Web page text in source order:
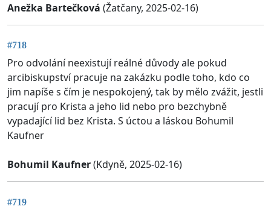
Anežka Bartečková (Žatčany, 2025-02-16)
#718
Pro odvolání neexistují reálné důvody ale pokud
arcibiskupství pracuje na zakázku podle toho, kdo co
jim napíše s čím je nespokojený, tak by mělo zvážit, jestli
pracují pro Krista a jeho lid nebo pro bezchybně
vypadající lid bez Krista. S úctou a láskou Bohumil
Kaufner
Bohumil Kaufner(Kdyně, 2025-02-16)
#719